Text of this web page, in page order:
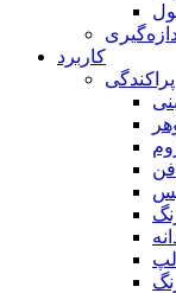
کاربرد
پراکندگی